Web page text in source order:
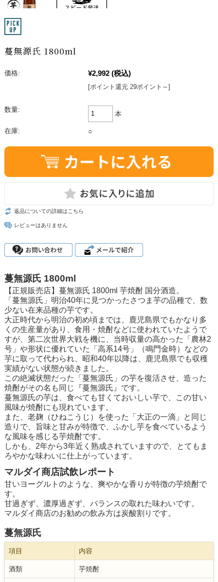
蔓無源氏 1800ml
価格: ¥2,992 (税込)
[ポイント還元 29ポイント～]
数量:
本
在庫: ○
返品についての詳細はこちら
レビューはありません
蔓無源氏 1800ml
【正規販売店】蔓無源氏 1800ml 芋焼酎 国分酒造。
「蔓無源氏」明治40年に見つかったさつま芋の品種で、数
少ない在来品種の芋です。
大正時代から明治の初め頃までは、鹿児島県でもかなり多
くの生産量があり、食用・焼酎などに使われていたようで
すが、第二次世界大戦を機に、当時収量の高かった「農林2
号」や形状に優れていた「高系14号」（鳴門金時）などの
芋に取って代わられ、昭和40年以降は、鹿児島県でも収穫
実績がない状態が続きました。
この絶滅状態だった「蔓無源氏」の芋を復活させ、造った
焼酎がその名も同じ『蔓無源氏』です。
蔓無源氏の芋は、食べても甘くておいしい芋で、この甘い
風味が焼酎にも現れています。
また、老麹（ひねこうじ）を使った「大正の一滴」と同じ
造りで、旨味と甘みが特徴で、ふかし芋を食べているよう
な風味を感じる芋焼酎です。
しかも、2年から3年近く熟成されていますので、とてもま
ろやかな味わいに仕上がっています。
マルダイ商店試飲レポート
甘いヨーグルトのような、爽やかな香りが特徴の芋焼酎で
す。
甘過ぎず、濃厚過ぎず、バランスの取れた味わいです。
マルダイ商店のお勧めの飲み方は炭酸割りです。
蔓無源氏
項目 内容
酒類 芋焼酎